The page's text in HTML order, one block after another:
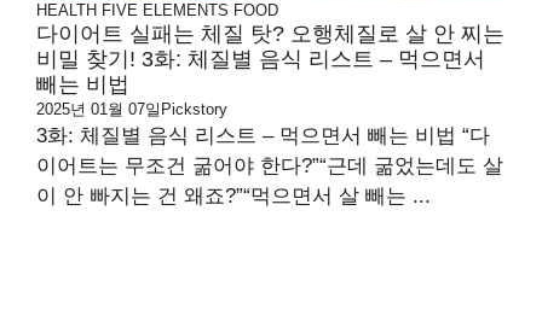
HEALTH FIVE ELEMENTS FOOD
다이어트 실패는 체질 탓? 오행체질로 살 안 찌는
비밀 찾기! 3화: 체질별 음식 리스트 – 먹으면서
빼는 비법
2025년 01월 07일 Pickstory
3화: 체질별 음식 리스트 – 먹으면서 빼는 비법 “다
이어트는 무조건 굶어야 한다?”“근데 굶었는데도 살
이 안 빠지는 건 왜죠?”“먹으면서 살 빼는 ...